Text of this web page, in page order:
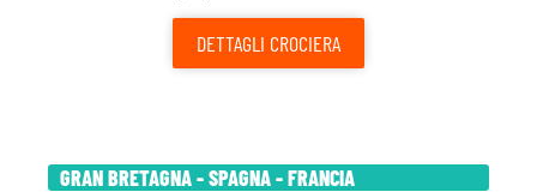
DETTAGLI CROCIERA
GRAN BRETAGNA - SPAGNA - FRANCIA